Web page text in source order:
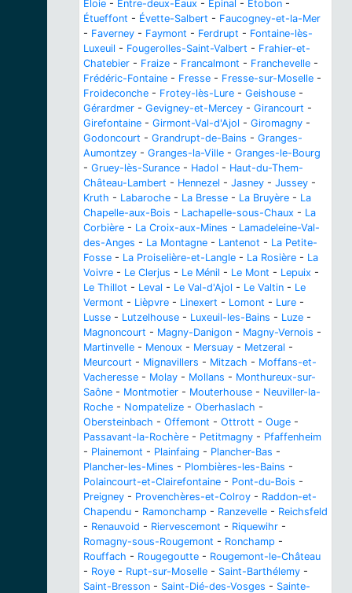
Éloie - Entre-deux-Eaux - Épinal - Étobon -
Étueffont - Évette-Salbert - Faucogney-et-la-Mer
- Faverney - Faymont - Ferdrupt - Fontaine-lès-
Luxeuil - Fougerolles-Saint-Valbert - Frahier-et-
Chatebier - Fraize - Francalmont - Franchevelle -
Frédéric-Fontaine - Fresse - Fresse-sur-Moselle -
Froideconche - Frotey-lès-Lure - Geishouse -
Gérardmer - Gevigney-et-Mercey - Girancourt -
Girefontaine - Girmont-Val-d'Ajol - Giromagny -
Godoncourt - Grandrupt-de-Bains - Granges-
Aumontzey - Granges-la-Ville - Granges-le-Bourg
- Gruey-lès-Surance - Hadol - Haut-du-Them-
Château-Lambert - Hennezel - Jasney - Jussey -
Kruth - Labaroche - La Bresse - La Bruyère - La
Chapelle-aux-Bois - Lachapelle-sous-Chaux - La
Corbière - La Croix-aux-Mines - Lamadeleine-Val-
des-Anges - La Montagne - Lantenot - La Petite-
Fosse - La Proiselière-et-Langle - La Rosière - La
Voivre - Le Clerjus - Le Ménil - Le Mont - Lepuix -
Le Thillot - Leval - Le Val-d'Ajol - Le Valtin - Le
Vermont - Lièpvre - Linexert - Lomont - Lure -
Lusse - Lutzelhouse - Luxeuil-les-Bains - Luze -
Magnoncourt - Magny-Danigon - Magny-Vernois -
Martinvelle - Menoux - Mersuay - Metzeral -
Meurcourt - Mignavillers - Mitzach - Moffans-et-
Vacheresse - Molay - Mollans - Monthureux-sur-
Saône - Montmotier - Mouterhouse - Neuviller-la-
Roche - Nompatelize - Oberhaslach -
Obersteinbach - Offemont - Ottrott - Ouge -
Passavant-la-Rochère - Petitmagny - Pfaffenheim
- Plainemont - Plainfaing - Plancher-Bas -
Plancher-les-Mines - Plombières-les-Bains -
Polaincourt-et-Clairefontaine - Pont-du-Bois -
Preigney - Provenchères-et-Colroy - Raddon-et-
Chapendu - Ramonchamp - Ranzevelle - Reichsfeld
- Renauvoid - Riervescemont - Riquewihr -
Romagny-sous-Rougemont - Ronchamp -
Rouffach - Rougegoutte - Rougemont-le-Château
- Roye - Rupt-sur-Moselle - Saint-Barthélemy -
Saint-Bresson - Saint-Dié-des-Vosges - Sainte-